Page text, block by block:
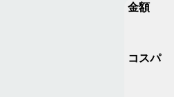
金額
コスパ